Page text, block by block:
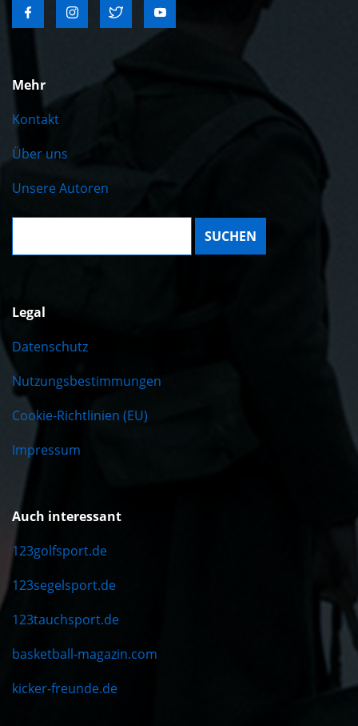
Mehr
Kontakt
Über uns
Unsere Autoren
Suche:
Legal
Datenschutz
Nutzungsbestimmungen
Cookie-Richtlinien (EU)
Impressum
Auch interessant
123golfsport.de
123segelsport.de
123tauchsport.de
basketball-magazin.com
kicker-freunde.de